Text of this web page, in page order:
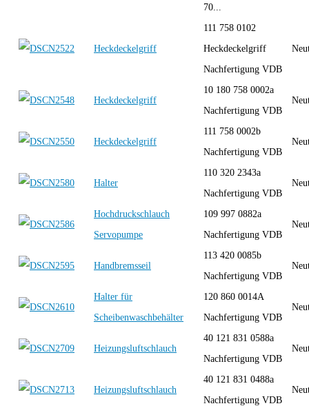
70...
Heckdeckelgriff
111 758 0102
Heckdeckelgriff
Nachfertigung VDB
Heckdeckelgriff
10 180 758 0002a
Nachfertigung VDB
Heckdeckelgriff
111 758 0002b
Nachfertigung VDB
Halter
110 320 2343a
Nachfertigung VDB
Hochdruckschlauch
Servopumpe
109 997 0882a
Nachfertigung VDB
Handbremsseil
113 420 0085b
Nachfertigung VDB
Halter für
Scheibenwaschbehälter
120 860 0014A
Nachfertigung VDB
Heizungsluftschlauch
40 121 831 0588a
Nachfertigung VDB
Heizungsluftschlauch
40 121 831 0488a
Nachfertigung VDB